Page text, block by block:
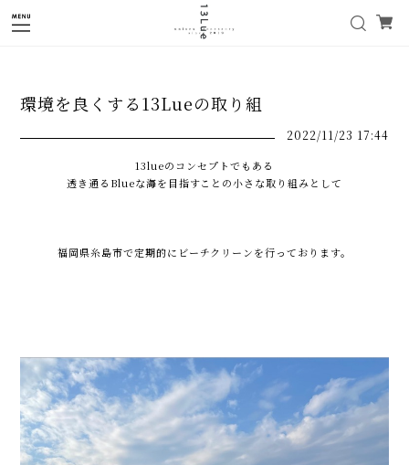
環境を良くする13Lueの取り組
2022/11/23 17:44
13lueのコンセプトでもある
透き通るBlueな海を目指すことの小さな取り組みとして
福岡県糸島市で定期的にビーチクリーンを行っております。